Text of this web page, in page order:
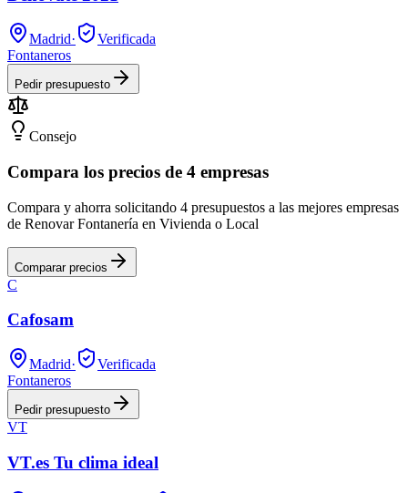
Madrid·
Verificada
Fontaneros
Pedir presupuesto
Consejo
Compara los precios de 4 empresas
Compara y ahorra solicitando 4 presupuestos a las mejores empresas
de Renovar Fontanería en Vivienda o Local
Comparar precios
C
Cafosam
Madrid·
Verificada
Fontaneros
Pedir presupuesto
VT
VT.es Tu clima ideal